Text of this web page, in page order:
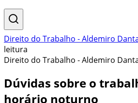
Direito do Trabalho - Aldemiro
leitura
Direito do Trabalho - Aldemiro
Dúvidas sobre o
horário noturno